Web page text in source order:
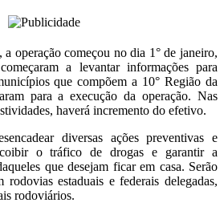
a operação começou no dia 1° de janeiro,
a levantar informações para
que compõem a 10° Região da
para a execução da operação. Nas
haverá incremento do efetivo.
diversas ações preventivas e
coibir o tráfico de drogas e garantir a
que desejam ficar em casa. Serão
rodovias estaduais e federais delegadas,
rodoviários.